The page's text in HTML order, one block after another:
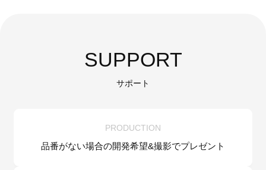
SUPPORT
サポート
PRODUCTION
品番がない場合の開発希望&撮影でプレゼント